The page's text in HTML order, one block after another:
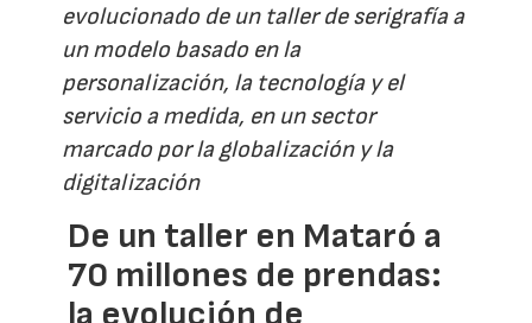
evolucionado de un taller de serigrafía a
un modelo basado en la
personalización, la tecnología y el
servicio a medida, en un sector
marcado por la globalización y la
digitalización
De un taller en Mataró a
70 millones de prendas:
la evolución de